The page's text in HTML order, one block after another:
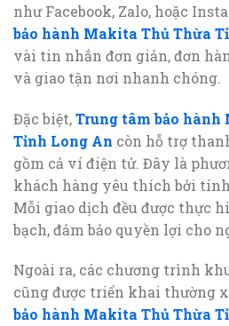
như Facebook, Zalo, hoặc
bảo hành Makita Thủ Thừa
vài tin nhắn đơn giản, đơn
và giao tận nơi nhanh chóng.
Đặc biệt,Trung tâm bảo
Tỉnh Long An còn hỗ trợ
gồm cả ví điện tử. Đây là
khách hàng yêu thích bởi
Mỗi giao dịch đều được thực
bạch, đảm bảo quyền lợi cho
Ngoài ra, các chương trình
cũng được triển khai thường
bảo hành Makita Thủ Thừa